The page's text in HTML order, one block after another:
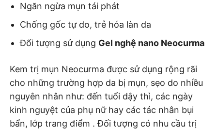
Ngăn ngừa mụn tái phát
Chống gốc tự do, trẻ hóa làn da
Đối tượng sử dụng Gel nghệ nano Neocurma
Kem trị mụn Neocurma được sử dụng rộng rãi
cho những trường hợp da bị mụn, sẹo do nhiều
nguyên nhân như: đến tuổi dậy thì, các ngày
kinh nguyệt của phụ nữ hay các tác nhân bụi
bẩn, lớp trang điểm . Đối tượng có nhu cầu trị